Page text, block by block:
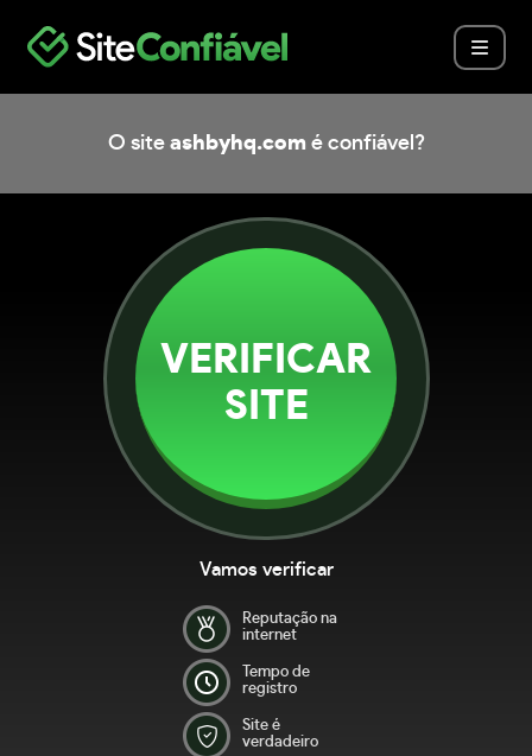
O site ashbyhq.com é confiável?
VERIFICAR
SITE
Vamos verificar
Reputação na
internet
Tempo de
registro
Site é
verdadeiro